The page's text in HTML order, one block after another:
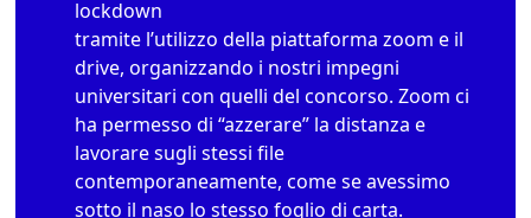
lockdown
tramite l’utilizzo della piattaforma zoom e il
drive, organizzando i nostri impegni
universitari con quelli del concorso. Zoom ci
ha permesso di “azzerare” la distanza e
lavorare sugli stessi file
contemporaneamente, come se avessimo
sotto il naso lo stesso foglio di carta.